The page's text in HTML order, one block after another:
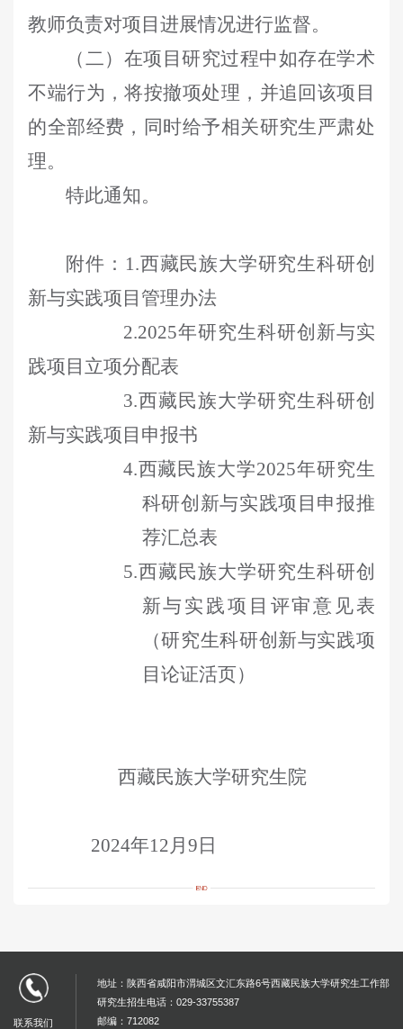
教师负责对项目进展情况进行监督。
（二）在项目研究过程中如存在学术
不端行为，将按撤项处理，并追回该项目
的全部经费，同时给予相关研究生严肃处
理。
特此通知。
附件 ： 1.西藏民族大学研究生科研创
新与实践项目管理办法
2.2025年研究生科研创新与实
践项目立项分配表
3.西藏民族大学研究生科研创
新与实践项目申报书
4.西藏民族大学2025年研究生
科研创新与实践项目申报推
荐汇总表
5.西藏民族大学研究生科研创
新与实践项目评审意见表
（研究生科研创新与实践项
目论证活页）
西藏民族大学研究生院
2024年12月9 日
联系我们
地址：陕西省咸阳市渭城区文汇东路6号西藏民族大学研究生工作部
研究生招生电话：029-33755387
邮编：712082